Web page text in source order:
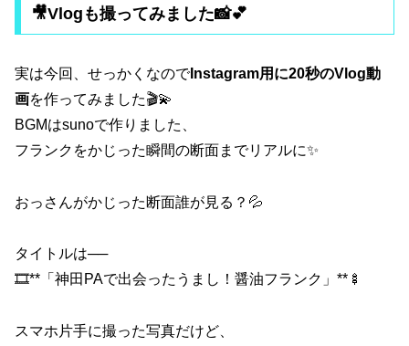
🎥Vlogも撮ってみました📸💕
実は今回、せっかくなのでInstagram用に20秒のVlog動
画を作ってみました🎬💫
BGMはsunoで作りました、
フランクをかじった瞬間の断面までリアルに✨
おっさんがかじった断面誰が見る？💦
タイトルは──
🎞️**「神田PAで出会ったうまし！醤油フランク」**🍢
スマホ片手に撮った写真だけど、